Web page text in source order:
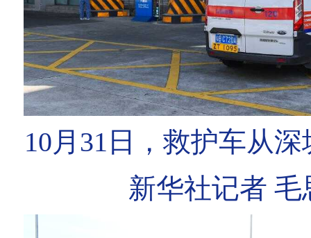
10月31日，救护车从
新华社记者 毛